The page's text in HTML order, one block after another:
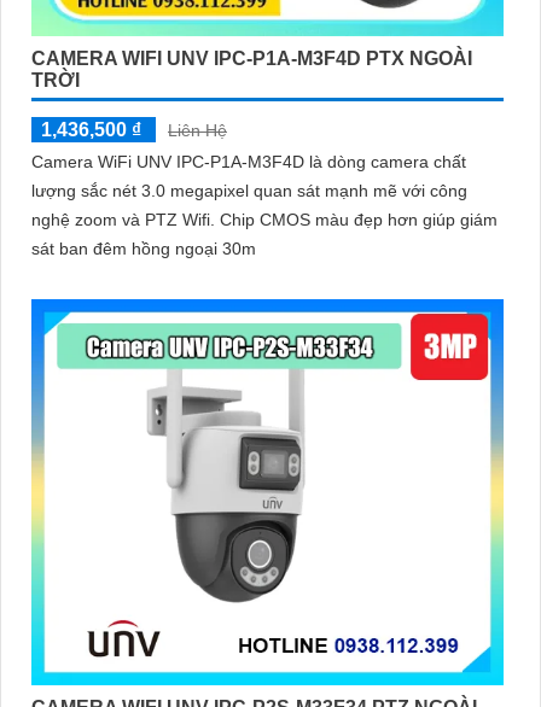
CAMERA WIFI UNV IPC-P1A-M3F4D PTX NGOÀI
TRỜI
1,436,500 ₫
Liên Hệ
Camera WiFi UNV IPC-P1A-M3F4D là dòng camera chất
lượng sắc nét 3.0 megapixel quan sát mạnh mẽ với công
nghệ zoom và PTZ Wifi. Chip CMOS màu đẹp hơn giúp giám
sát ban đêm hồng ngoại 30m